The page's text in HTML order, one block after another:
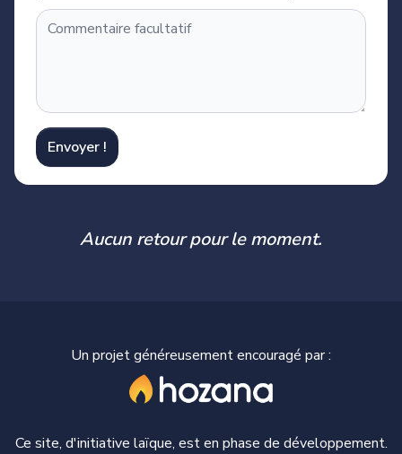
Envoyer !
Aucun retour pour le moment.
Un projet généreusement encouragé par :
Ce site, d'initiative laïque, est en phase de développement.